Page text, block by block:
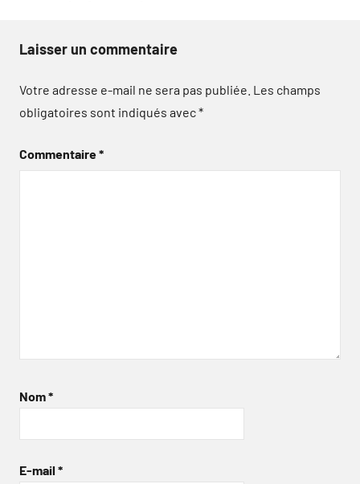
Laisser un commentaire
Votre adresse e-mail ne sera pas publiée. Les champs
obligatoires sont indiqués avec*
Commentaire*
Nom*
E-mail *